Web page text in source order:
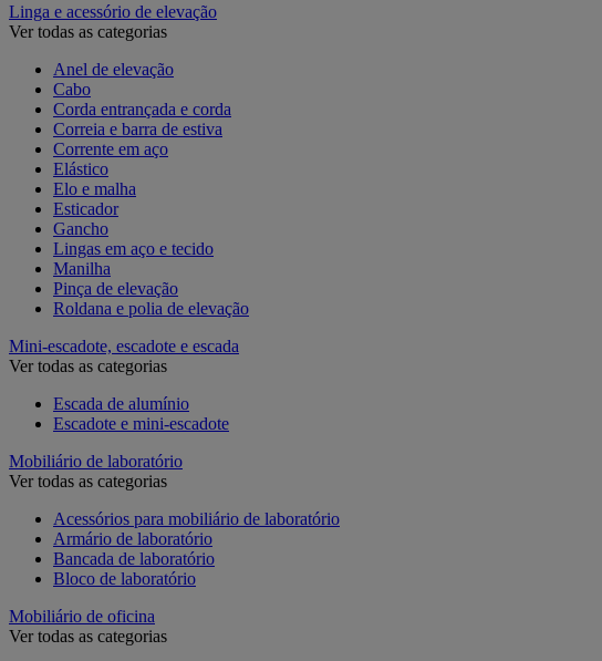
Linga e acessório de elevação
Ver todas as categorias
Anel de elevação
Cabo
Corda entrançada e corda
Correia e barra de estiva
Corrente em aço
Elástico
Elo e malha
Esticador
Gancho
Lingas em aço e tecido
Manilha
Pinça de elevação
Roldana e polia de elevação
Mini-escadote, escadote e escada
Ver todas as categorias
Escada de alumínio
Escadote e mini-escadote
Mobiliário de laboratório
Ver todas as categorias
Acessórios para mobiliário de laboratório
Armário de laboratório
Bancada de laboratório
Bloco de laboratório
Mobiliário de oficina
Ver todas as categorias